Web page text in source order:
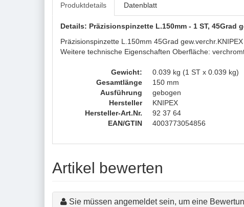
Produktdetails Datenblatt
Details: Präzisionspinzette L.150mm - 1 ST, 45Grad
Präzisionspinzette L.150mm 45Grad
Weitere technische Eigenschaften Oberfläche:
Gewicht:
0.039 kg (1 ST x 0.039 kg)
Gesamtlänge
150 mm
Ausführung
gebogen
Hersteller
KNIPEX
Hersteller-Art.Nr.
92 37 64
EAN/GTIN
4003773054856
Artikel bewerten
Sie müssen angemeldet sein, um eine